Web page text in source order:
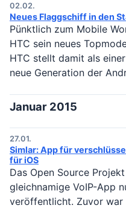
02.02.
Neues Flaggschiff in den
Pünktlich zum Mobile
HTC sein neues
HTC stellt damit als
neue Generation der
Januar 2015
27.01.
Simlar: App für
für iOS
Das Open Source
gleichnamige VoIP-App
veröffentlicht. Zuvor